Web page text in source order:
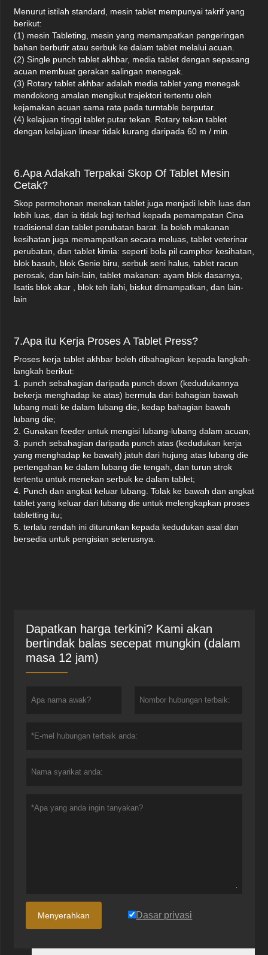
Menurut istilah standard, mesin tablet mempunyai takrif yang
berikut:
(1) mesin Tableting, mesin yang memampatkan pengeringan
bahan berbutir atau serbuk ke dalam tablet melalui acuan.
(2) Single punch tablet akhbar, media tablet dengan sepasang
acuan membuat gerakan salingan menegak.
(3) Rotary tablet akhbar adalah media tablet yang menegak
mendokong amalan mengikut trajektori tertentu oleh
kejamakan acuan sama rata pada turntable berputar.
(4) kelajuan tinggi tablet putar tekan. Rotary tekan tablet
dengan kelajuan linear tidak kurang daripada 60 m / min.
6.Apa Adakah Terpakai Skop Of Tablet Mesin
Cetak?
Skop permohonan menekan tablet juga menjadi lebih luas dan
lebih luas, dan ia tidak lagi terhad kepada pemampatan Cina
tradisional dan tablet perubatan barat. Ia boleh makanan
kesihatan juga memampatkan secara meluas, tablet veterinar
perubatan, dan tablet kimia: seperti bola pil camphor kesihatan,
blok basuh, blok Genie biru, serbuk seni halus, tablet racun
perosak, dan lain-lain, tablet makanan: ayam blok dasarnya,
Isatis blok akar , blok teh ilahi, biskut dimampatkan, dan lain-
lain
7.Apa itu Kerja Proses A Tablet Press?
Proses kerja tablet akhbar boleh dibahagikan kepada langkah-
langkah berikut:
1. punch sebahagian daripada punch down (kedudukannya
bekerja menghadap ke atas) bermula dari bahagian bawah
lubang mati ke dalam lubang die, kedap bahagian bawah
lubang die;
2. Gunakan feeder untuk mengisi lubang-lubang dalam acuan;
3. punch sebahagian daripada punch atas (kedudukan kerja
yang menghadap ke bawah) jatuh dari hujung atas lubang die
pertengahan ke dalam lubang die tengah, dan turun strok
tertentu untuk menekan serbuk ke dalam tablet;
4. Punch dan angkat keluar lubang. Tolak ke bawah dan angkat
tablet yang keluar dari lubang die untuk melengkapkan proses
tabletting itu;
5. terlalu rendah ini diturunkan kepada kedudukan asal dan
bersedia untuk pengisian seterusnya.
Dapatkan harga terkini? Kami akan
bertindak balas secepat mungkin (dalam
masa 12 jam)
Menyerahkan Dasar privasi